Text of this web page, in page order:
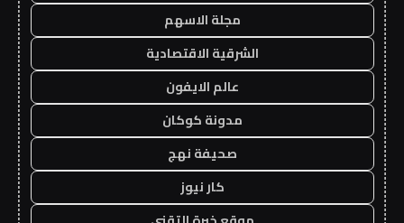
مجلة الاسهم
الشرقية الاقتصادية
عالم الايفون
مدونة كوكان
صحيفة نهج
كار نيوز